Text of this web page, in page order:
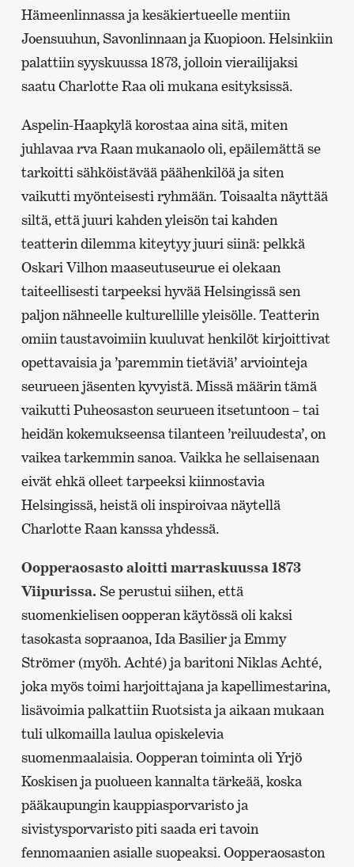
Hämeenlinnassa ja kesäkiertueelle mentiin
Joensuuhun, Savonlinnaan ja Kuopioon. Helsinkiin
palattiin syyskuussa 1873, jolloin vierailijaksi
saatu Charlotte Raa oli mukana esityksissä.
Aspelin-Haapkylä korostaa aina sitä, miten
juhlavaa rva Raan mukanaolo oli, epäilemättä se
tarkoitti sähköistävää päähenkilöä ja siten
vaikutti myönteisesti ryhmään. Toisaalta näyttää
siltä, että juuri kahden yleisön tai kahden
teatterin dilemma kiteytyy juuri siinä: pelkkä
Oskari Vilhon maaseutuseurue ei olekaan
taiteellisesti tarpeeksi hyvää Helsingissä sen
paljon nähneelle kulturellille yleisölle. Teatterin
omiin taustavoimiin kuuluvat henkilöt kirjoittivat
opettavaisia ja ’paremmin tietäviä’ arviointeja
seurueen jäsenten kyvyistä. Missä määrin tämä
vaikutti Puheosaston seurueen itsetuntoon – tai
heidän kokemukseensa tilanteen ’reiluudesta’, on
vaikea tarkemmin sanoa. Vaikka he sellaisenaan
eivät ehkä olleet tarpeeksi kiinnostavia
Helsingissä, heistä oli inspiroivaa näytellä
Charlotte Raan kanssa yhdessä.
Oopperaosasto aloitti marraskuussa 1873
Viipurissa. Se perustui siihen, että
suomenkielisen oopperan käytössä oli kaksi
tasokasta sopraanoa, Ida Basilier ja Emmy
Strömer (myöh. Achté) ja baritoni Niklas Achté,
joka myös toimi harjoittajana ja kapellimestarina,
lisävoimia palkattiin Ruotsista ja aikaan mukaan
tuli ulkomailla laulua opiskelevia
suomenmaalaisia. Oopperan toiminta oli Yrjö
Koskisen ja puolueen kannalta tärkeää, koska
pääkaupungin kauppiasporvaristo ja
sivistysporvaristo piti saada eri tavoin
fennomaanien asialle suopeaksi. Oopperaosaston